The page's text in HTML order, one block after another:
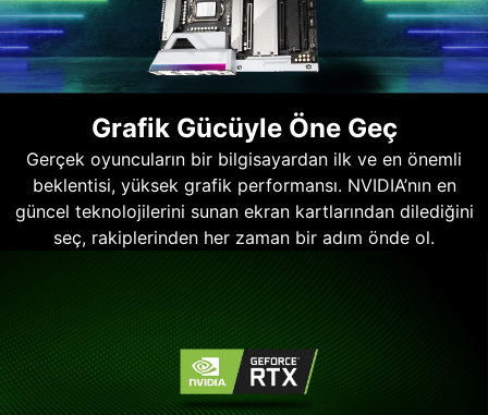
Grafik Gücüyle Öne Geç
Gerçek oyuncuların bir bilgisayardan ilk ve en önemli
beklentisi, yüksek grafik performansı. NVIDIA’nın en
güncel teknolojilerini sunan ekran kartlarından dilediğini
seç, rakiplerinden her zaman bir adım önde ol.